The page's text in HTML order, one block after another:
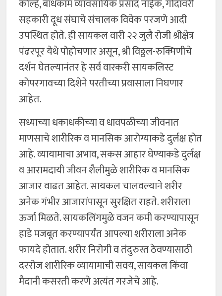
कोल्हे, बांधकाम व्यावसायिक प्रसाद नाईक, गोदावरी
सहकारी दूध संघाचे संचालक विवेक परजणे आदी
उपस्थित होते. ही सायकल वारी २२ जुलै रोजी श्रीक्षेत्र
पंढरपूर येथे पोहोचणार असून, श्री विठ्ठल-रुक्मिणीचे
दर्शन घेतल्यानंतर हे सर्व वारकरी सायकलिस्ट
कोपरगावच्या दिशेने परतीच्या प्रवासाला निघणार
आहेत.
सध्याच्या धकाधकीच्या व धावपळीच्या जीवनात
माणसाचे शारीरिक व मानसिक आरोग्याकडे दुर्लक्ष होत
आहे. व्यायामाचा अभाव, सकस आहार घेण्याकडे दुर्लक्ष
व आरामदायी जीवन शैलीमुळे शारीरिक व मानसिक
आजार वाढत आहेत. सायकल चालवल्याने शरीर
अनेक गंभीर आजारांपासून सुरक्षित राहते. शरीराला
ऊर्जा मिळते. सायकलिंगमुळे वजन कमी करण्यापासून
हाडे मजबूत करण्यापर्यंत आपल्या शरीराला अनेक
फायदे होतात. शरीर निरोगी व तंदुरुस्त ठेवण्यासाठी
दररोज शारीरिक व्यायामाची सवय, सायकल किंवा
मैदानी कसरती करणे अत्यंत गरजेचे आहे.